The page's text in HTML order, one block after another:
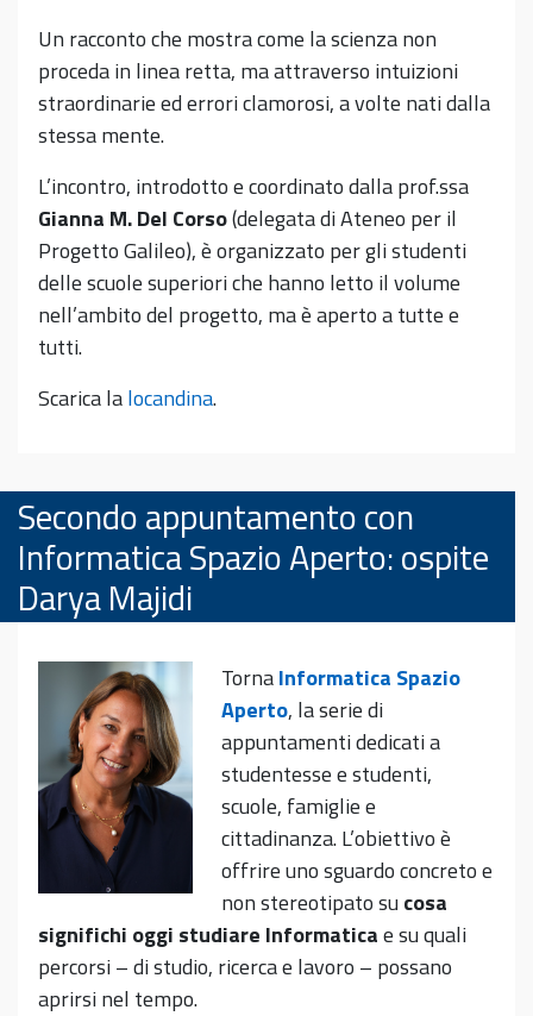
Un racconto che mostra come la scienza non
proceda in linea retta, ma attraverso intuizioni
straordinarie ed errori clamorosi, a volte nati dalla
stessa mente.
L’incontro, introdotto e coordinato dalla prof.ssa
Gianna M. Del Corso(delegata di Ateneo per il
Progetto Galileo), è organizzato per gli studenti
delle scuole superiori che hanno letto il volume
nell’ambito del progetto, ma è aperto a tutte e
tutti.
Scarica lalocandina.
Secondo appuntamento con
Informatica Spazio Aperto: ospite
Darya Majidi
TornaInformatica Spazio
Aperto, la serie di
appuntamenti dedicati a
studentesse e studenti,
scuole, famiglie e
cittadinanza. L’obiettivo è
offrire uno sguardo concreto e
non stereotipato su cosa
significhi oggi studiare Informaticae su quali
percorsi – di studio, ricerca e lavoro – possano
aprirsi nel tempo.